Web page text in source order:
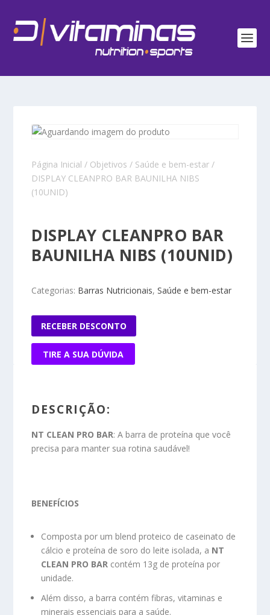
Página Inicial / Objetivos / Saúde e bem-estar /
DISPLAY CLEANPRO BAR BAUNILHA NIBS
(10UNID)
DISPLAY CLEANPRO BAR
BAUNILHA NIBS (10UNID)
Categorias: Barras Nutricionais,Saúde e bem-estar
RECEBER DESCONTO
TIRE A SUA DÚVIDA
DESCRIÇÃO:
NT CLEAN PRO BAR: A barra de proteína que você
precisa para manter sua rotina saudável!
BENEFÍCIOS
Composta por um blend proteico de caseinato de
cálcio e proteína de soro do leite isolada, a NT
CLEAN PRO BAR contém 13g de proteína por
unidade.
Além disso, a barra contém fibras, vitaminas e
minerais essenciais para a saúde.